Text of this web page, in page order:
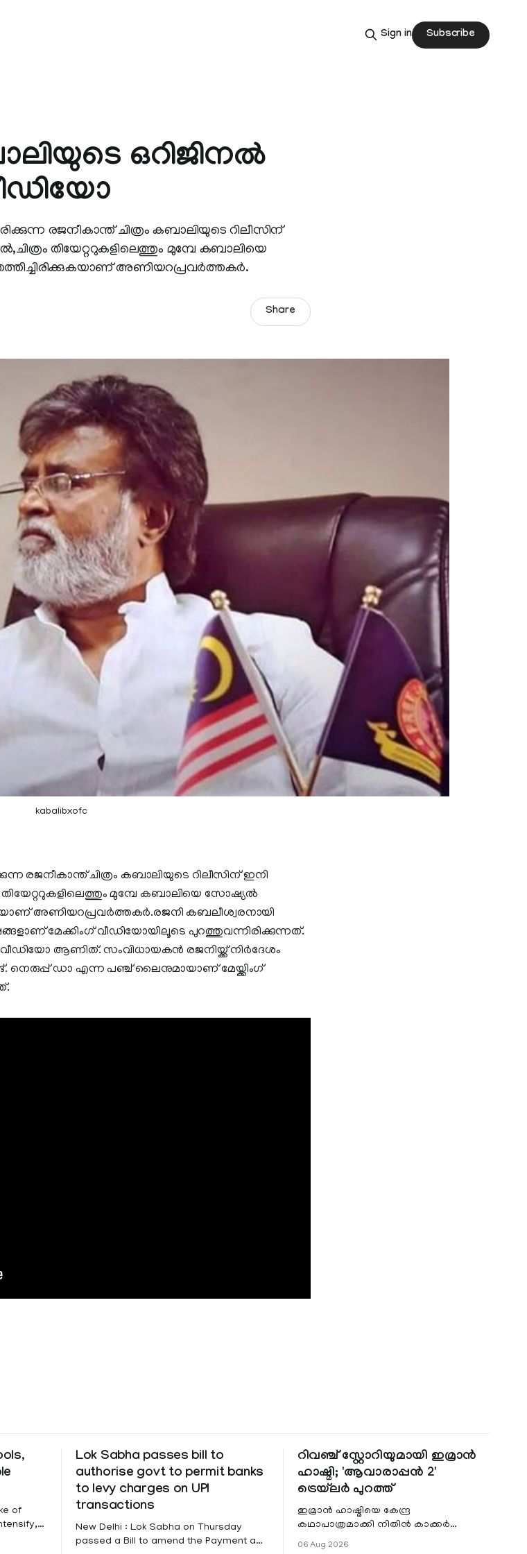
Sign in Subscribe
ഒറിജിനല്‍
രജനീകാന്ത് ചിത്രം കബാലിയുടെ റിലീസിന്
തിയേറ്ററുകളിലെത്തും മുമ്പേ കബാലിയെ
അണിയറപ്രവർത്തകർ.
Share
kabalibxofc
രജനീകാന്ത് ചിത്രം കബാലിയുടെ റിലീസിന് ഇനി
തിയേറ്ററുകളിലെത്തും മുമ്പേ കബാലിയെ സോഷ്യൽ
അണിയറപ്രവർത്തകർ.രജനി കബലീശ്വരനായി
മേക്കിംഗ് വീഡിയോയിലൂടെ പുറത്തുവന്നിരിക്കുന്നത്.
ആണിത്. സംവിധായകന്‍ രജനിയ്ക്ക് നിര്‍ദേശം
നെരുപ്പ് ഡാ എന്ന പഞ്ച് ലൈനുമായാണ് മേയ്ക്കിംഗ്
of
Lok Sabha passes bill to
authorise govt to permit banks
to levy charges on UPI
transactions
New Delhi : Lok Sabha on Thursday
passed a Bill to amend the Payment and
റിവഞ്ച് സ്റ്റോറിയുമായി ഇമ്രാൻ
ഹാഷ്മി; 'ആവാരാപ്പൻ 2'
ട്രെയ്‌ലർ പുറത്ത്
ഇമ്രാൻ ഹാഷ്മിയെ കേന്ദ്ര
കഥാപാത്രമാക്കി നിതിൻ കാക്കർ
06 Aug 2026